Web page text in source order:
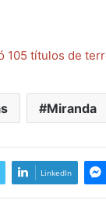
105 títulos de
Miranda
LinkedIn